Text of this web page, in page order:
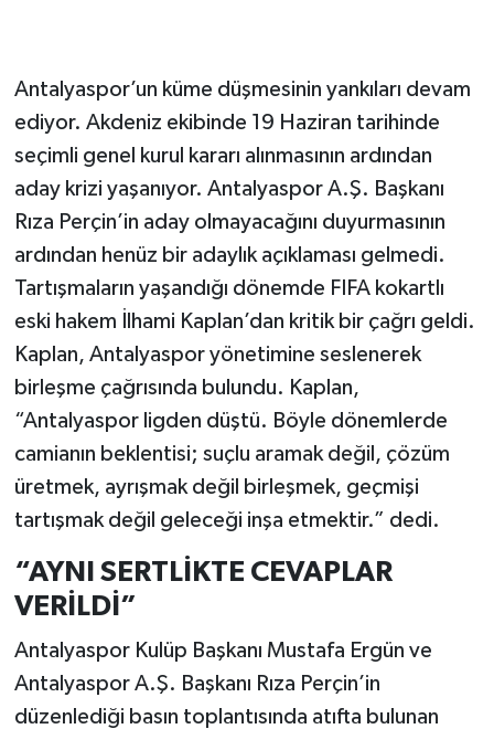
Antalyaspor’un küme düşmesinin yankıları devam
ediyor. Akdeniz ekibinde 19 Haziran tarihinde
seçimli genel kurul kararı alınmasının ardından
aday krizi yaşanıyor. Antalyaspor A.Ş. Başkanı
Rıza Perçin’in aday olmayacağını duyurmasının
ardından henüz bir adaylık açıklaması gelmedi.
Tartışmaların yaşandığı dönemde FIFA kokartlı
eski hakem İlhami Kaplan’dan kritik bir çağrı geldi.
Kaplan, Antalyaspor yönetimine seslenerek
birleşme çağrısında bulundu. Kaplan,
“Antalyaspor ligden düştü. Böyle dönemlerde
camianın beklentisi; suçlu aramak değil, çözüm
üretmek, ayrışmak değil birleşmek, geçmişi
tartışmak değil geleceği inşa etmektir.” dedi.
“AYNI SERTLİKTE CEVAPLAR
VERİLDİ”
Antalyaspor Kulüp Başkanı Mustafa Ergün ve
Antalyaspor A.Ş. Başkanı Rıza Perçin’in
düzenlediği basın toplantısında atıfta bulunan